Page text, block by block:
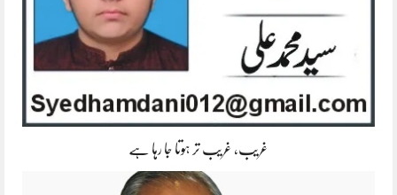
غریب، غریب تر ہوتا جا رہا ہے